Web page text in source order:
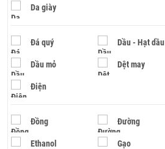
Da giày
Đá quý Dầu - Hạt dầu
Dầu mỏ Dệt may
Điện
Đồng Đường
Ethanol Gạo